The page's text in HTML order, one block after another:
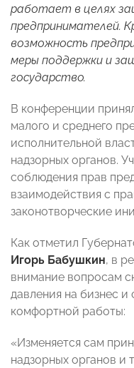
работает в целях
предпринимателей.
возможность
меры поддержки и
государство.
В конференции
малого и среднего
исполнительной
надзорных органов.
соблюдения прав
взаимодействия с
законотворческие
Как отметил
Игорь Бабушкин, в
внимание вопросам
давления на бизнес и
комфортной работы:
«Изменяется сам
надзорных органов и